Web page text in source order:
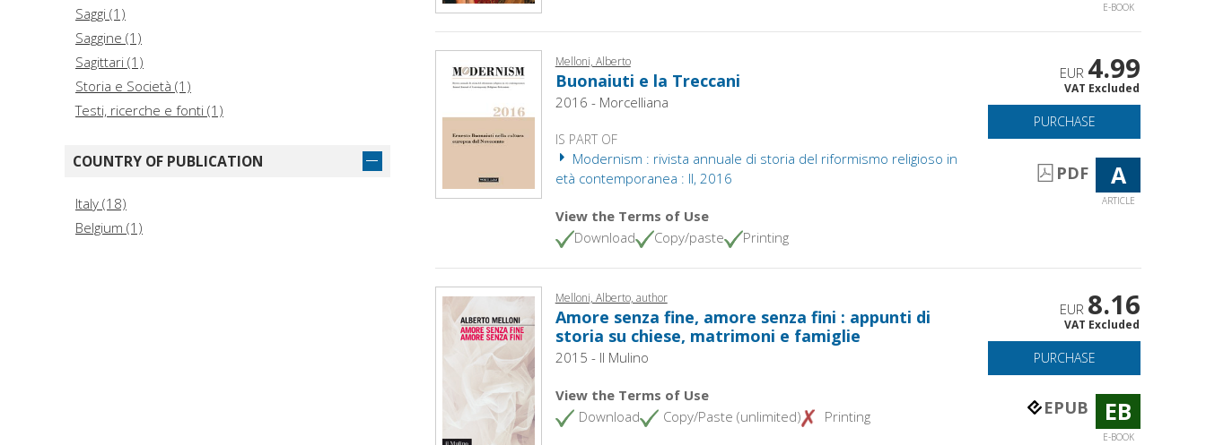
Saggi (1)
Saggine (1)
Sagittari (1)
Storia e Società (1)
Testi, ricerche e fonti (1)
COUNTRY OF PUBLICATION
Italy (18)
Belgium (1)
E-BOOK
Melloni, Alberto
Buonaiuti e la Treccani
2016 - Morcelliana
IS PART OF
Modernism : rivista annuale di storia del riformismo religioso in
età contemporanea : II, 2016
View the Terms of Use
Download
Copy/paste Printing
EUR 4.99
VAT Excluded
PURCHASE
PDF A
ARTICLE
Melloni, Alberto, author
Amore senza fine, amore senza fini : appunti di
storia su chiese, matrimoni e famiglie
2015 - Il Mulino
View the Terms of Use
Download
Copy/Paste (unlimited) Printing
EUR 8.16
VAT Excluded
PURCHASE
EPUB EB
E-BOOK